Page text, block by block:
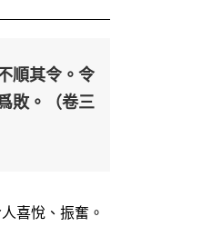
順其令。令
敗。（卷三
喜悅、振奮。